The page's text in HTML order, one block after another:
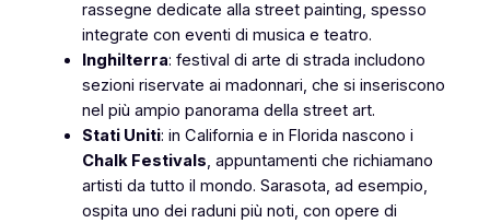
rassegne dedicate alla street painting, spesso
integrate con eventi di musica e teatro.
Inghilterra: festival di arte di strada includono
sezioni riservate ai madonnari, che si inseriscono
nel più ampio panorama della street art.
Stati Uniti: in California e in Florida nascono i
Chalk Festivals, appuntamenti che richiamano
artisti da tutto il mondo. Sarasota, ad esempio,
ospita uno dei raduni più noti, con opere di